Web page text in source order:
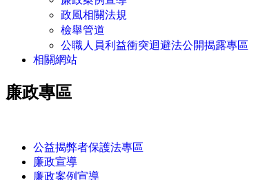
政風相關法規
檢舉管道
公職人員利益衝突迴避法公開揭露專區
相關網站
廉政專區
公益揭弊者保護法專區
廉政宣導
廉政案例宣導